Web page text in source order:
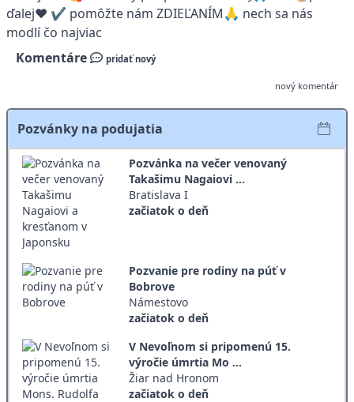
ďalej❤️ ✔️ pomôžte nám ZDIEĽANÍM🙏 nech sa nás
modlí čo najviac
Komentáre
pridať nový
nový komentár
Pozvánky na podujatia
Pozvánka na večer venovaný
Takašimu Nagaiovi ...
Bratislava I
začiatok o deň
Pozvanie pre rodiny na púť v
Bobrove
Námestovo
začiatok o deň
V Nevoľnom si pripomenú 15.
výročie úmrtia Mo ...
Žiar nad Hronom
začiatok o deň